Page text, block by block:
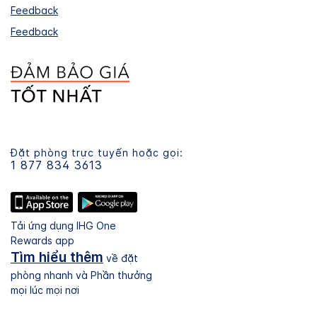
Feedback
Feedback
Đặt phòng trực tuyến hoặc gọi:
1 877 834 3613
Tải ứng dụng IHG One
Rewards app
Tìm hiểu thêm về đặt
phòng nhanh và Phần thưởng
mọi lúc mọi nơi